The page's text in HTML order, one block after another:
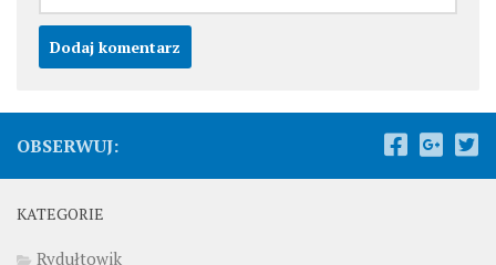
OBSERWUJ:
KATEGORIE
Rydułtowik